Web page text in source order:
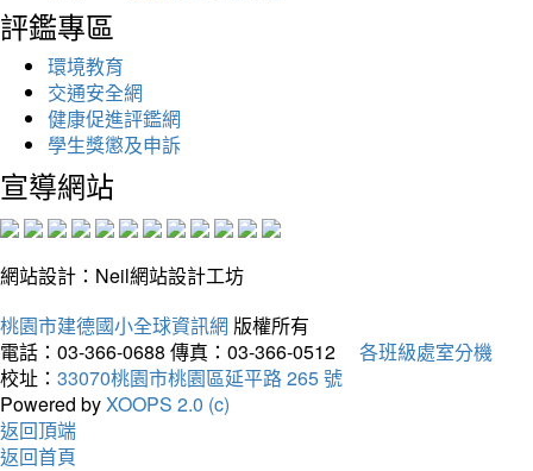
評鑑專區
環境教育
交通安全網
健康促進評鑑網
學生獎懲及申訴
宣導網站
網站設計：Neil網站設計工坊
桃園市建德國小全球資訊網 版權所有
電話：03-366-0688 傳真：03-366-0512
各班級處室分機
校址： 33070桃園市桃園區延平路 265 號
Powered byXOOPS 2.0 (c)
返回頂端
返回首頁